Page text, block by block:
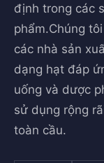
định trong các
phẩm.Chúng
các nhà sản
dạng hạt đáp
uống và dược
sử dụng rộng
toàn cầu.